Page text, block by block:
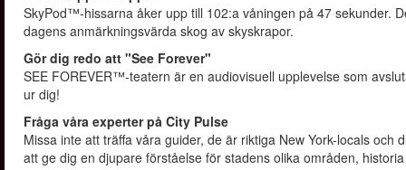
SkyPod™-hissarna åker upp till 102:a våningen på 47 sekunder.
dagens anmärkningsvärda skog av skyskrapor.
Gör dig redo att "See Forever"
SEE FOREVER™-teatern är en audiovisuell upplevelse som
ur dig!
Fråga våra experter på City Pulse
Missa inte att träffa våra guider, de är riktiga New York-locals
att ge dig en djupare förståelse för stadens olika områden,